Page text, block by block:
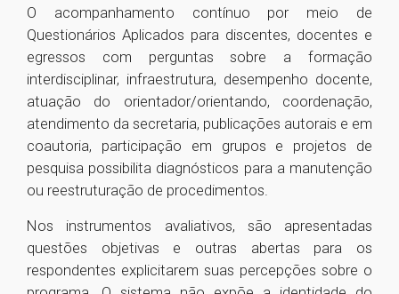
O acompanhamento contínuo por meio de
Questionários Aplicados para discentes, docentes e
egressos com perguntas sobre a formação
interdisciplinar, infraestrutura, desempenho docente,
atuação do orientador/orientando, coordenação,
atendimento da secretaria, publicações autorais e em
coautoria, participação em grupos e projetos de
pesquisa possibilita diagnósticos para a manutenção
ou reestruturação de procedimentos.
Nos instrumentos avaliativos, são apresentadas
questões objetivas e outras abertas para os
respondentes explicitarem suas percepções sobre o